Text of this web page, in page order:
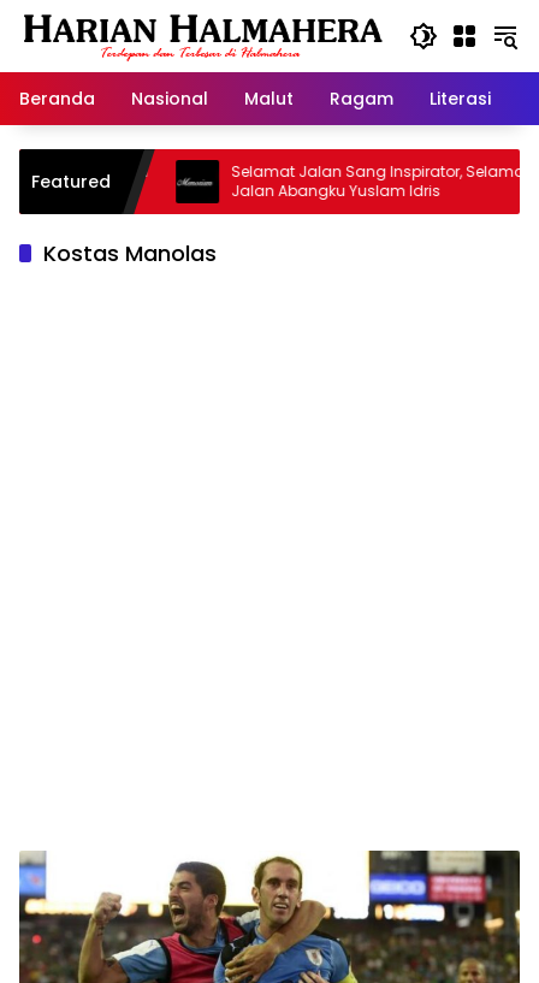
Langsung
Beranda
Nasional Malut Ragam Literasi
Featured
Warisan
Selamat Jalan Sang Inspirator, Selamat
Jalan Abangku Yuslam Idris
Kostas Manolas